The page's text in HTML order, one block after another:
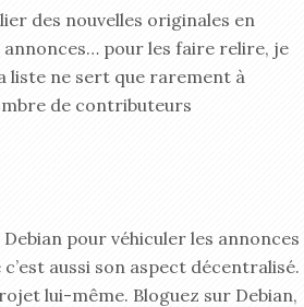
des nouvelles originales en
pour les faire relire, je
liste ne sert que rarement à
de contributeurs
pour véhiculer les annonces
aussi son aspect décentralisé.
lui-même. Bloguez sur Debian,